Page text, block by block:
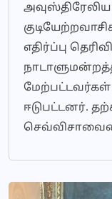
எதிர்ப்பு
ஈடுபட்டனர்.